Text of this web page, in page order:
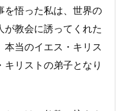
を悟った私は、世界の
が教会に誘ってくれた
当のイエス・キリス
キリストの弟子となり